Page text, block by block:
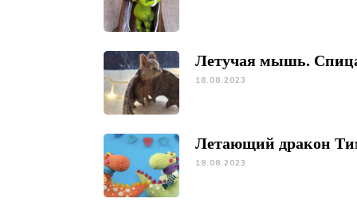
Летучая мышь.
18.08.2023
Летающий дракон
18.08.2023